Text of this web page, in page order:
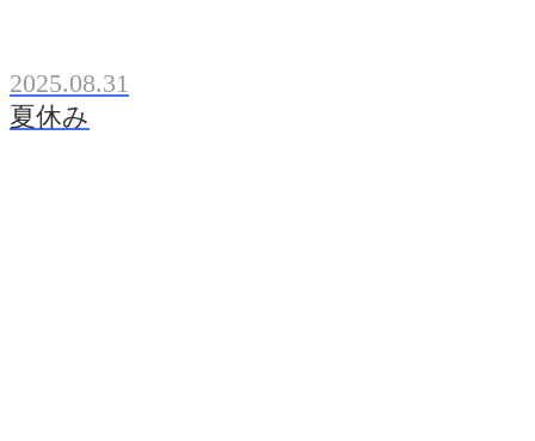
2025.08.31
夏休み